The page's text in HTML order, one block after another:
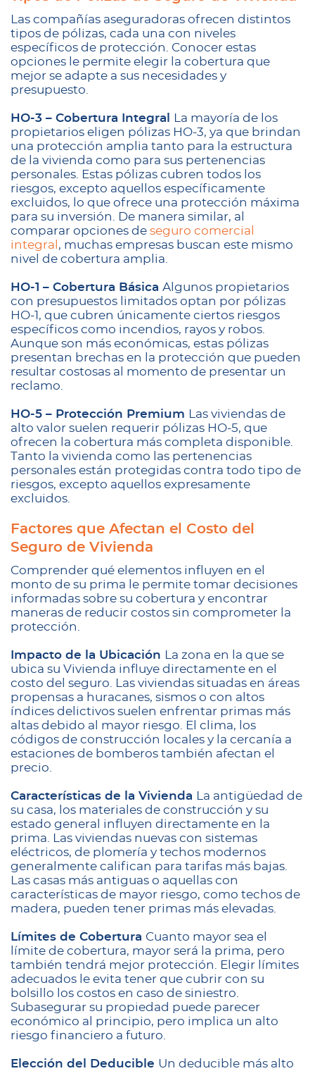
Las compañías aseguradoras ofrecen distintos
tipos de pólizas, cada una con niveles
específicos de protección. Conocer estas
opciones le permite elegir la cobertura que
mejor se adapte a sus necesidades y
presupuesto.
HO-3 – Cobertura Integral
La mayoría de los
propietarios eligen pólizas HO-3, ya que brindan
una protección amplia tanto para la estructura
de la vivienda como para sus pertenencias
personales. Estas pólizas cubren todos los
riesgos, excepto aquellos específicamente
excluidos, lo que ofrece una protección máxima
para su inversión. De manera similar, al
comparar opciones de seguro comercial
integral , muchas empresas buscan este mismo
nivel de cobertura amplia.
HO-1 – Cobertura Básica Algunos propietarios
con presupuestos limitados optan por pólizas
HO-1, que cubren únicamente ciertos riesgos
específicos como incendios, rayos y robos.
Aunque son más económicas, estas pólizas
presentan brechas en la protección que pueden
resultar costosas al momento de presentar un
reclamo.
HO-5 – Protección Premium
Las viviendas de
alto valor suelen requerir pólizas HO-5, que
ofrecen la cobertura más completa disponible.
Tanto la vivienda como las pertenencias
personales están protegidas contra todo tipo de
riesgos, excepto aquellos expresamente
excluidos.
Factores que Afectan el Costo del
Seguro de Vivienda
Comprender qué elementos influyen en el
monto de su prima le permite tomar decisiones
informadas sobre su cobertura y encontrar
maneras de reducir costos sin comprometer la
protección.
Impacto de la Ubicación
La zona en la que se
ubica su Vivienda influye directamente en el
costo del seguro. Las viviendas situadas en áreas
propensas a huracanes, sismos o con altos
índices delictivos suelen enfrentar primas más
altas debido al mayor riesgo. El clima, los
códigos de construcción locales y la cercanía a
estaciones de bomberos también afectan el
precio.
Características de la Vivienda
La antigüedad de
su casa, los materiales de construcción y su
estado general influyen directamente en la
prima. Las viviendas nuevas con sistemas
eléctricos, de plomería y techos modernos
generalmente califican para tarifas más bajas.
Las casas más antiguas o aquellas con
características de mayor riesgo, como techos de
madera, pueden tener primas más elevadas.
Límites de Cobertura Cuanto mayor sea el
límite de cobertura, mayor será la prima, pero
también tendrá mejor protección. Elegir límites
adecuados le evita tener que cubrir con su
bolsillo los costos en caso de siniestro.
Subasegurar su propiedad puede parecer
económico al principio, pero implica un alto
riesgo financiero a futuro.
Elección del Deducible Un deducible más alto